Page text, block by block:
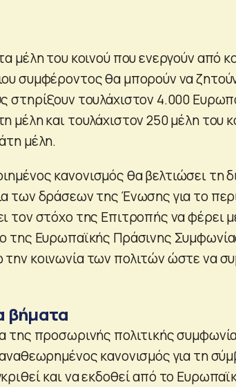
μέλη του κοινού που ενεργούν από
συμφέροντος θα μπορούν να
στηρίξουν τουλάχιστον 4.000
μέλη και τουλάχιστον 250 μέλη του
μέλη.
κανονισμός θα βελτιώσει τη
των δράσεων της Ένωσης για το
τον στόχο της Επιτροπής να φέρει
της Ευρωπαϊκής Πράσινης
κοινωνία των πολιτών ώστε να
βήματα
της προσωρινής πολιτικής
κανονισμός για τη
και να εκδοθεί από το